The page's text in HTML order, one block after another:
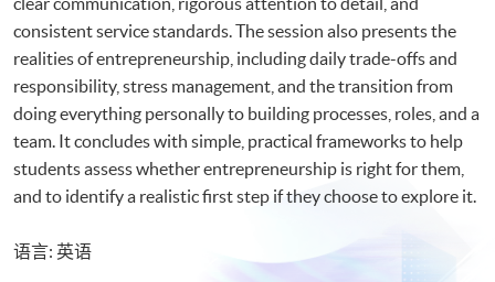
consistent service standards. The session also presents the
realities of entrepreneurship, including daily trade-offs and
responsibility, stress management, and the transition from
doing everything personally to building processes, roles, and a
team. It concludes with simple, practical frameworks to help
students assess whether entrepreneurship is right for them,
and to identify a realistic first step if they choose to explore it.
语言: 英语